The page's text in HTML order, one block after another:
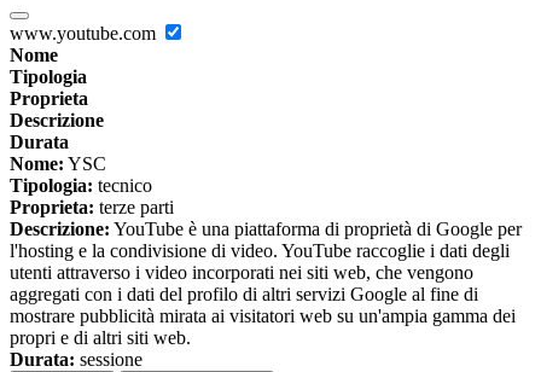
www.youtube.com
Nome
Tipologia
Proprieta
Descrizione
Durata
Nome: YSC
Tipologia: tecnico
Proprieta: terze parti
Descrizione: YouTube è una piattaforma di proprietà di Google per
l'hosting e la condivisione di video. YouTube raccoglie i dati degli
utenti attraverso i video incorporati nei siti web, che vengono
aggregati con i dati del profilo di altri servizi Google al fine di
mostrare pubblicità mirata ai visitatori web su un'ampia gamma dei
propri e di altri siti web.
Durata: sessione